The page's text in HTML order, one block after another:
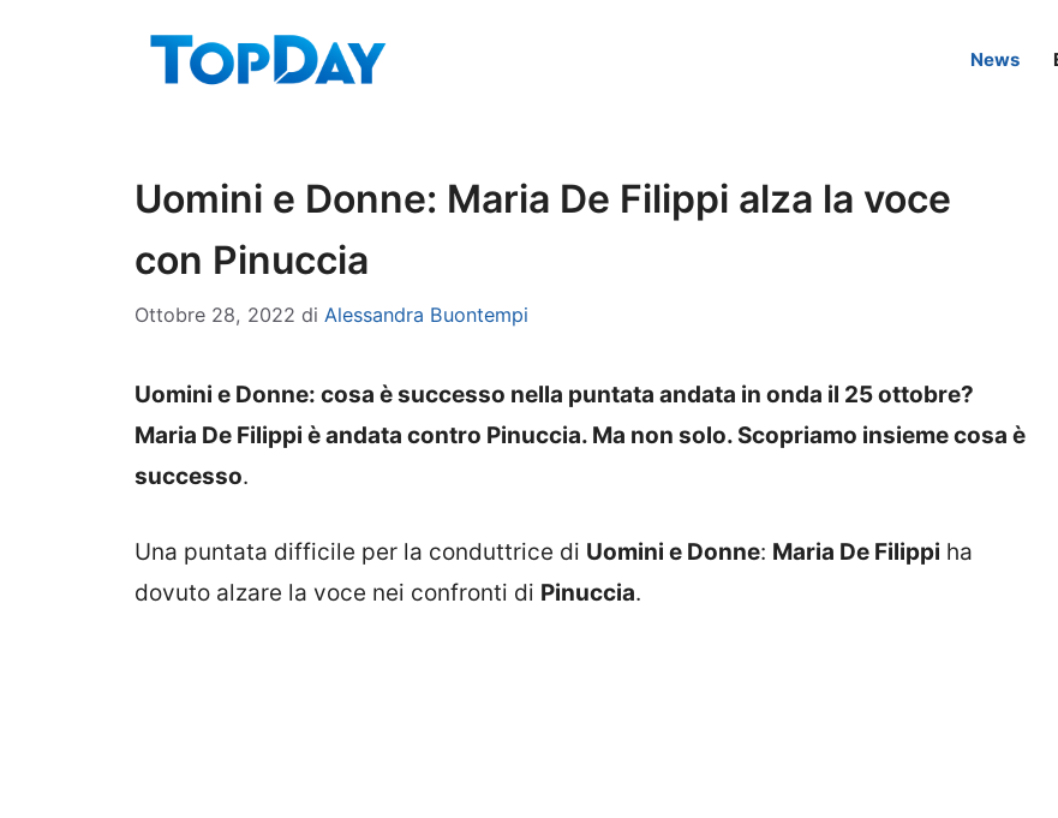
News
Uomini e Donne: Maria De Filippi alza la voce
con Pinuccia
Ottobre 28, 2022 di Alessandra Buontempi
Uomini e Donne: cosa è successo nella puntata andata in onda il 25 ottobre?
Maria De Filippi è andata contro Pinuccia. Ma non solo. Scopriamo insieme cosa è
successo.
Una puntata difficile per la conduttrice di Uomini e Donne: Maria De Filippi ha
dovuto alzare la voce nei confronti di Pinuccia.